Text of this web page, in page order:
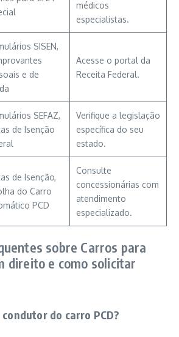
médicos
especialistas.
SISEN,
e de
Acesse o portal da
Receita Federal.
SEFAZ,
de Isenção
Verifique a legislação
específica do seu
estado.
de Isenção,
do Carro
PCD
Consulte
concessionárias com
atendimento
especializado.
sobre Carros para
direito e como solicitar
do carro PCD?